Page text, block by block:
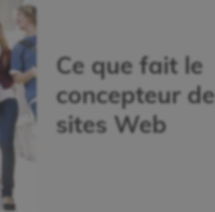
Ce que fait le
concepteur de
sites Web